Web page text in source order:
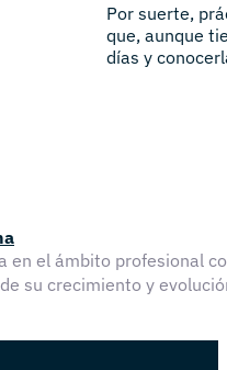
Por suerte,
que, aunque
días y
en el ámbito profesional
su crecimiento y